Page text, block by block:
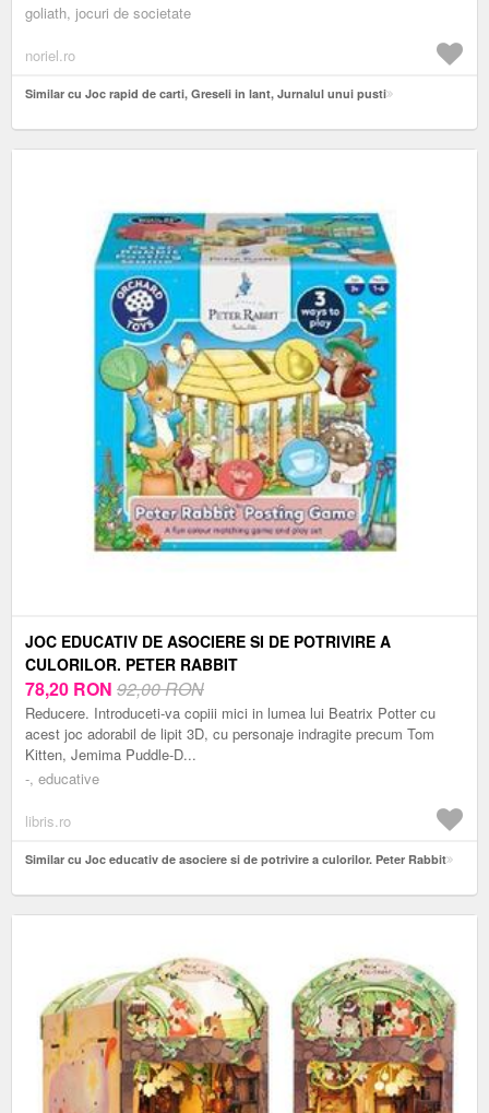
goliath, jocuri de societate
noriel.ro
Similar cu Joc rapid de carti, Greseli in lant, Jurnalul unui pusti
JOC EDUCATIV DE ASOCIERE SI DE POTRIVIRE A
CULORILOR. PETER RABBIT
78,20 RON 92,00 RON
Reducere. Introduceti-va copiii mici in lumea lui Beatrix Potter cu
acest joc adorabil de lipit 3D, cu personaje indragite precum Tom
Kitten, Jemima Puddle-D...
-, educative
libris.ro
Similar cu Joc educativ de asociere si de potrivire a culorilor. Peter Rabbit